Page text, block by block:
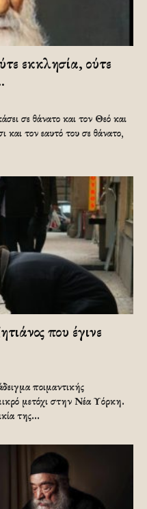
εκκλησία, ούτε
σε θάνατο και τον Θεό και
τον εαυτό του σε θάνατο,
που έγινε
ποιμαντικής
μετόχι στην Νέα Υόρκη.
της...